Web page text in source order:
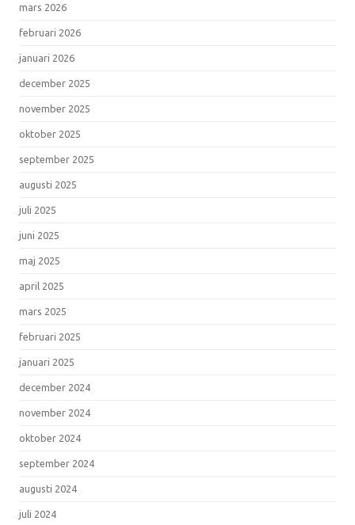
mars 2026
februari 2026
januari 2026
december 2025
november 2025
oktober 2025
september 2025
augusti 2025
juli 2025
juni 2025
maj 2025
april 2025
mars 2025
februari 2025
januari 2025
december 2024
november 2024
oktober 2024
september 2024
augusti 2024
juli 2024